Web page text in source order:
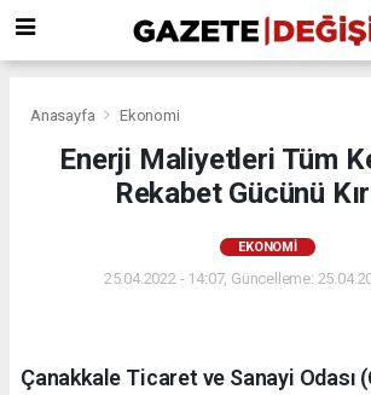
Anasayfa Ekonomi
Enerji Maliyetleri Tüm
Rekabet Gücünü
EKONOMI
25.04.2022 - 14:07, Güncelleme:
Çanakkale Ticaret ve Sanayi Odası